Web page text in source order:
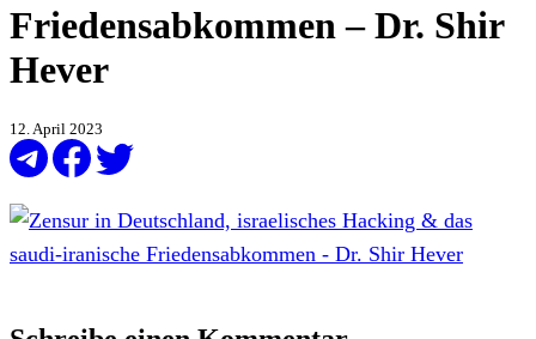
Friedensabkommen – Dr. Shir
Hever
12. April 2023